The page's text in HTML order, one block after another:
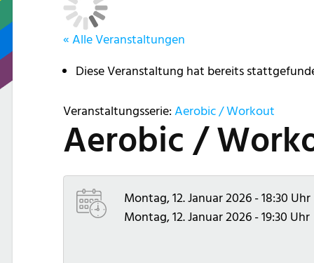
« Alle Veranstaltungen
Diese Veranstaltung hat bereits
Veranstaltungsserie: Aerobic / Workout
Aerobic /
Montag, 12. Januar 2026 - 18:30 Uhr
Montag, 12. Januar 2026 - 19:30 Uhr